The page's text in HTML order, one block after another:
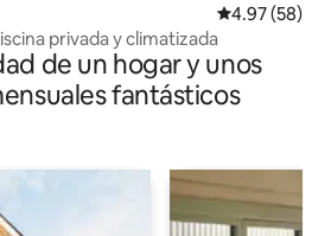
Calificación
4.97 (58)
privada y climatizada
de un hogar y unos
fantásticos